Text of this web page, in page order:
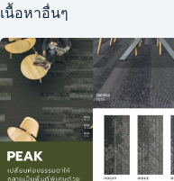
เนื้อหาอื่นๆ